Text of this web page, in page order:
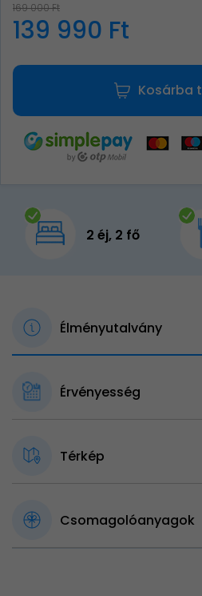
169 000 Ft
139 990 Ft
Kosárba
2 éj, 2 fő
Élményutalvány
Érvényesség
Térkép
Csomagolóanyagok